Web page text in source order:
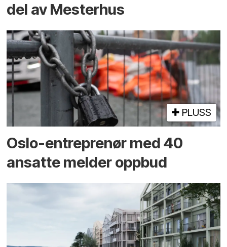
del av Mesterhus
PLUSS
Oslo-entreprenør med 40
ansatte melder oppbud